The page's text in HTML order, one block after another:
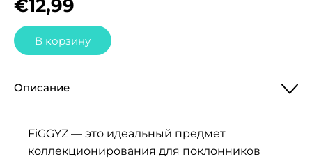
€12,99
В корзину
Описание
FiGGYZ — это идеальный предмет
коллекционирования для поклонников